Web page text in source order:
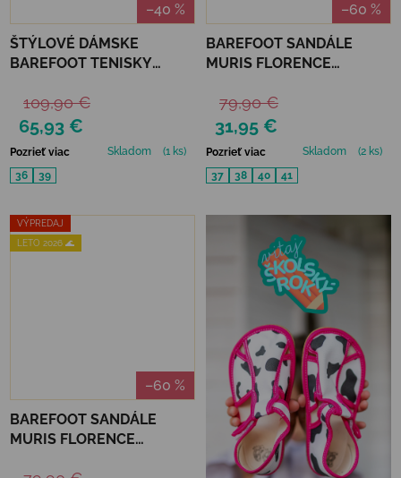
–40 %
ŠTÝLOVÉ DÁMSKE
BAREFOOT TENISKY
LICHEN
65,93 €
109,90 €
Pozrieť viac Skladom
(1 ks)
36
39
–60 %
BAREFOOT SANDÁLE
MURIS FLORENCE
BROWN
31,95 €
79,90 €
Pozrieť viac Skladom
(2 ks)
37
38 40 41
VÝPREDAJ
LETO 2026 🌊
–60 %
BAREFOOT SANDÁLE
MURIS FLORENCE